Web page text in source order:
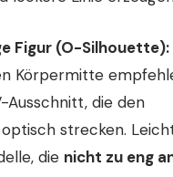
Figur (O-Silhouette):
Körpermitte
Ausschnitt, die den
strecken.
die nicht zu eng